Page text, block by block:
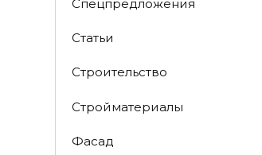
Спецпредложения
Статьи
Строительство
Стройматериалы
Фасад